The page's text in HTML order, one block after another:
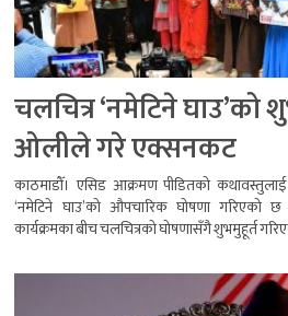
चलचित्र ‘नमेटिने घाउ’को
ओलीले गरे एक्सनकट
काठमाडौँ। एसिड आक्रमण पीडितको
‘नमेटिने घाउ’को औपचारिक घोषणा गरिएको छ
कार्यक्रमका बीच चलचित्रको घोषणासँगै शुभमुहूर्त